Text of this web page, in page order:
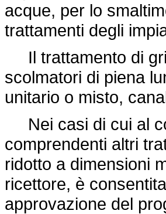
acque, per lo
trattamenti degli
Il trattamento di
scolmatori di piena
unitario o misto,
Nei casi di cui al
comprendenti altri
ridotto a dimensioni
ricettore, è
approvazione del